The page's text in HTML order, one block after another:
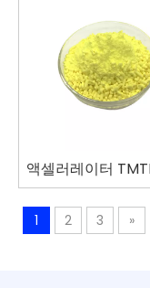
액셀러레이터
1 2 3 »